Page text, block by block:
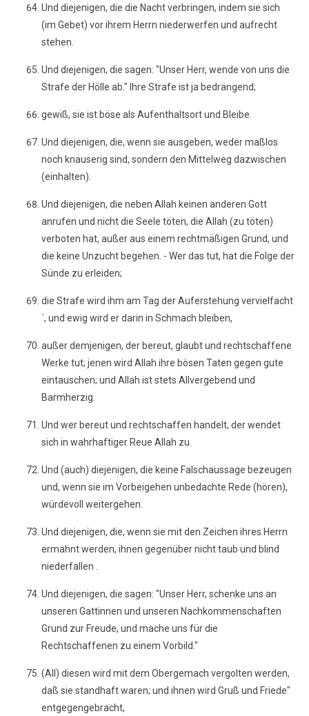
Und diejenigen, die die Nacht verbringen, indem sie sich
(im Gebet) vor ihrem Herrn niederwerfen und aufrecht
stehen.
Und diejenigen, die sagen: "Unser Herr, wende von uns die
Strafe der Hölle ab." Ihre Strafe ist ja bedrängend;
gewiß, sie ist böse als Aufenthaltsort und Bleibe.
Und diejenigen, die, wenn sie ausgeben, weder maßlos
noch knauserig sind, sondern den Mittelweg dazwischen
(einhalten).
Und diejenigen, die neben Allah keinen anderen Gott
anrufen und nicht die Seele töten, die Allah (zu töten)
verboten hat, außer aus einem rechtmäßigen Grund, und
die keine Unzucht begehen. - Wer das tut, hat die Folge der
Sünde zu erleiden;
die Strafe wird ihm am Tag der Auferstehung vervielfacht
´, und ewig wird er darin in Schmach bleiben,
außer demjenigen, der bereut, glaubt und rechtschaffene
Werke tut; jenen wird Allah ihre bösen Taten gegen gute
eintauschen; und Allah ist stets Allvergebend und
Barmherzig.
Und wer bereut und rechtschaffen handelt, der wendet
sich in wahrhaftiger Reue Allah zu.
Und (auch) diejenigen, die keine Falschaussage bezeugen
und, wenn sie im Vorbeigehen unbedachte Rede (hören),
würdevoll weitergehen.
Und diejenigen, die, wenn sie mit den Zeichen ihres Herrn
ermahnt werden, ihnen gegenüber nicht taub und blind
niederfallen .
Und diejenigen, die sagen: "Unser Herr, schenke uns an
unseren Gattinnen und unseren Nachkommenschaften
Grund zur Freude, und mache uns für die
Rechtschaffenen zu einem Vorbild."
(All) diesen wird mit dem Obergemach vergolten werden,
daß sie standhaft waren; und ihnen wird Gruß und Friede"
entgegengebracht,